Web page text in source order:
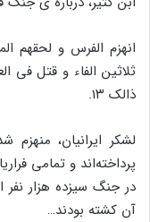
انهزم الفرس و لحقهم
ثلاثین الفاء و قتل فی
ذالک ۱۳.
لشکر ایرانیان، منهزم
پرداخته‌اند و تمامی
در جنگ سیزده هزار نفر
آن کشته بودند…